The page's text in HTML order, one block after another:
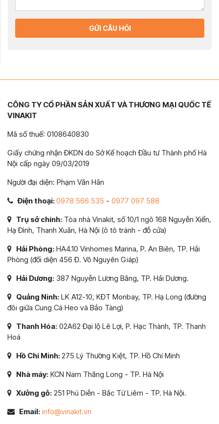
GỬI CÂU HỎI
CÔNG TY CỔ PHẦN SẢN XUẤT VÀ THƯƠNG MẠI QUỐC TẾ
VINAKIT
Mã số thuế: 0108640830
Giấy chứng nhận ĐKDN do Sở Kế hoạch Đầu tư Thành phố Hà
Nội cấp ngày 09/03/2019
Người đại diện: Phạm Văn Hân
Điện thoại:0978 566 535 - 0977 097 588
Trụ sở chính: Tòa nhà Vinakit, số 10/1 ngõ 168 Nguyễn Xiển,
Hạ Đình, Thanh Xuân, Hà Nội (ô tô tránh - đỗ cửa)
Hải Phòng: HA4.10 Vinhomes Marina, P. An Biên, TP. Hải
Phòng (đối diện 456 Đ. Võ Nguyên Giáp)
Hải Dương: 387 Nguyễn Lương Bằng, TP. Hải Dương.
Quảng Ninh: LK A12-10, KĐT Monbay, TP. Hạ Long (đường
đôi giữa Cung Cá Heo và Bảo Tàng)
Thanh Hóa: 02A62 Đại lộ Lê Lợi, P. Hạc Thành, TP. Thanh
Hoá
Hồ Chí Minh:275 Lý Thường Kiệt, TP. Hồ Chí Minh
Nhà máy: KCN Nam Thăng Long - TP. Hà Nội
Xưởng gỗ: 251 Phú Diễn - Bắc Từ Liêm - TP. Hà Nội.
Email: info@vinakit.vn